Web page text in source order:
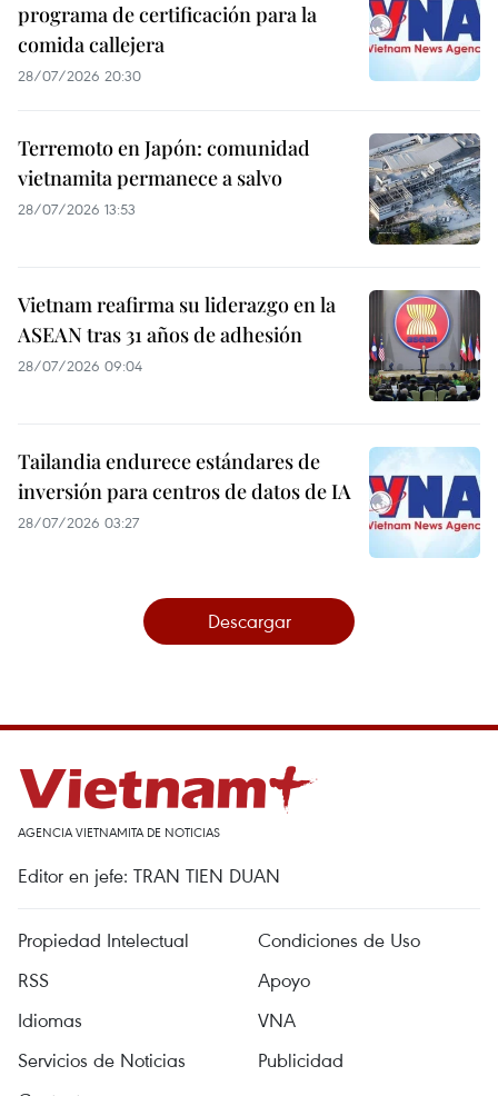
programa de certificación para la
comida callejera
28/07/2026 20:30
Terremoto en Japón: comunidad
vietnamita permanece a salvo
28/07/2026 13:53
Vietnam reafirma su liderazgo en la
ASEAN tras 31 años de adhesión
28/07/2026 09:04
Tailandia endurece estándares de
inversión para centros de datos de IA
28/07/2026 03:27
Descargar
AGENCIA VIETNAMITA DE NOTICIAS
Editor en jefe: TRAN TIEN DUAN
Propiedad Intelectual
Condiciones de Uso
RSS
Apoyo
Idiomas
VNA
Servicios de Noticias
Publicidad